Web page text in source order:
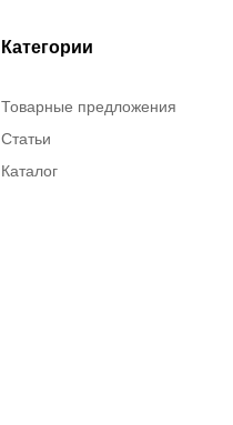
Категории
Товарные предложения
Статьи
Каталог